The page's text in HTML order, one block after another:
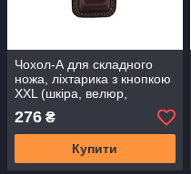
Чохол-А для складного
ножа, ліхтарика з кнопкою
XXL (шкіра, велюр,
коричневий)
276 ₴
Купити